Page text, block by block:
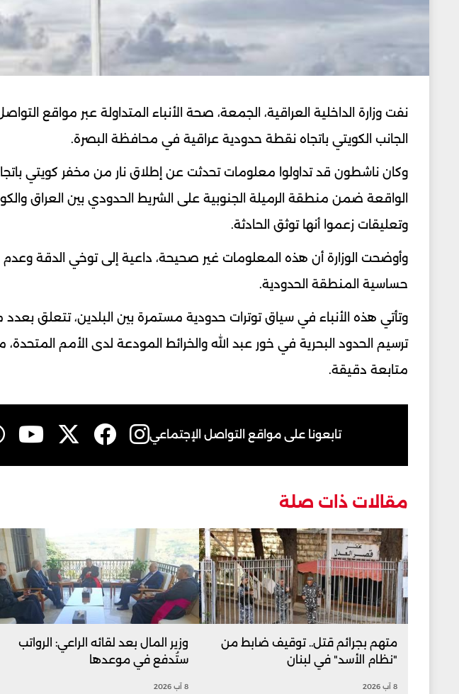
نفت وزارة الداخلية العراقية، الجمعة، صحة الأنباء المتداولة عبر مواقع
الجانب الكويتي باتجاه نقطة حدودية عراقية في محافظة البصرة.
وكان ناشطون قد تداولوا معلومات تحدثت عن إطلاق نار من مخفر كويتي
الواقعة ضمن منطقة الرميلة الجنوبية على الشريط الحدودي بين العراق
وتعليقات زعموا أنها توثق الحادثة.
وأوضحت الوزارة أن هذه المعلومات غير صحيحة، داعية إلى توخي الدقة
حساسية المنطقة الحدودية.
وتأتي هذه الأنباء في سياق توترات حدودية مستمرة بين البلدين، تتعلق
ترسيم الحدود البحرية في خور عبد الله والخرائط المودعة لدى الأمم
متابعة دقيقة.
تابعونا على مواقع التواصل الإجتماعي
مقالات ذات صلة
متهم بجرائم قتل.. توقيف ضابط من
"نظام الأسد" في لبنان
8 آب 2026
وزير المال بعد لقائه الراعي: الرواتب
ستُدفع في موعدها
8 آب 2026